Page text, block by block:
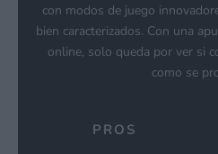
con modos de juego
bien caracterizados. Con una
online, solo queda por ver si
como se
PROS